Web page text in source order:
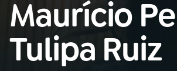
01INÍCIO
A RÁDIO
Maurício
Tulipa Ruiz